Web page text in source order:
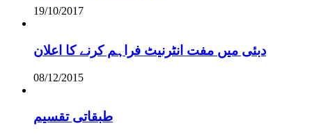
19/10/2017
دبئی میں مفت انٹرنیٹ فراہم کرنے کا اعلان
08/12/2015
طبقاتی تقسیم